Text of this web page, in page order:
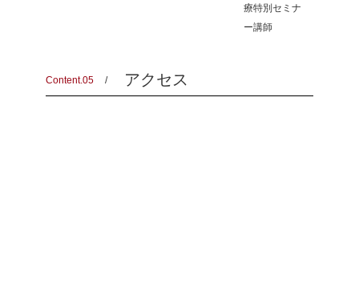
療特別セミナ
ー講師
Content.05 アクセス